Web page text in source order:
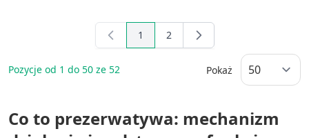
Pozycje od 1 do 50 ze 52
You're currently reading page
1 Page
2
Pokaż
Co to prezerwatywa: mechanizm